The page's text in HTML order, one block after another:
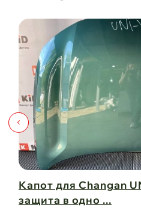
Капот для Changan
защита в одно ...